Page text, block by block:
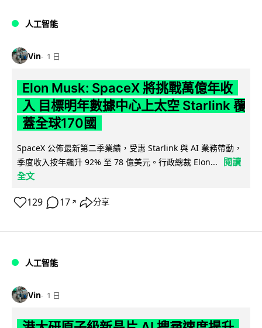
人工智能
Vin 1 日
Elon Musk: SpaceX 將挑戰萬億年收
入 目標明年數據中心上太空 Starlink 覆
蓋全球170國
SpaceX 公佈最新第二季業績，受惠 Starlink 與 AI 業務帶動，
季度收入按年飆升 92% 至 78 億美元。行政總裁 Elon...
閱讀
全文
129 17 ↗ 分享
人工智能
Vin 1 日